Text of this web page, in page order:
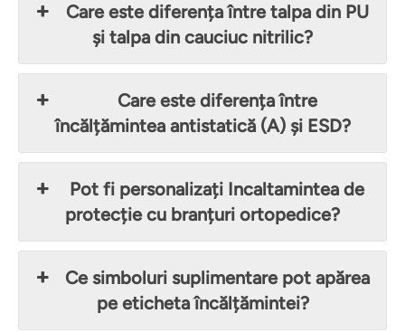
Care este diferența între talpa din PU
și talpa din cauciuc nitrilic?
Care este diferența între
încălțămintea antistatică (A) și ESD?
Pot fi personalizați Incaltamintea de
protecție cu branțuri ortopedice?
Ce simboluri suplimentare pot apărea
pe eticheta încălțămintei?